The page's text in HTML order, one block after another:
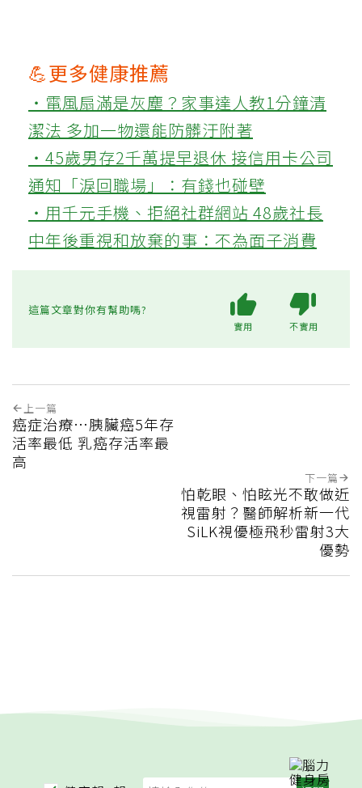
💪更多健康推薦
‧電風扇滿是灰塵？家事達人教1分鐘清
潔法 多加一物還能防髒汙附著
‧45歲男存2千萬提早退休 接信用卡公司
通知「淚回職場」：有錢也碰壁
‧用千元手機、拒絕社群網站 48歲社長
中年後重視和放棄的事：不為面子消費
這篇文章對你有幫助嗎?
實用 不實用
上一篇
癌症治療…胰臟癌5年存
活率最低 乳癌存活率最
高
下一篇
怕乾眼、怕眩光不敢做近
視雷射？醫師解析新一代
SiLK視優極飛秒雷射3大
優勢